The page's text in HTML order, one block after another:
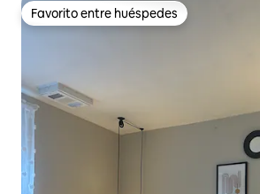
Favorito entre huéspedes
Favorito entre huéspedes